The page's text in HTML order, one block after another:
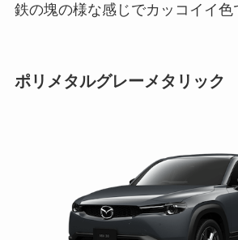
鉄の塊の様な感じでカッコイイ色
ポリメタルグレーメタリック